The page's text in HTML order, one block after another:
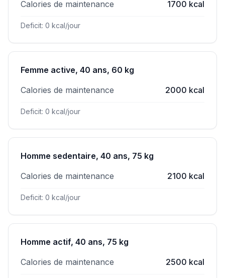
Calories de maintenance
1700 kcal
Deficit: 0 kcal/jour
Femme active, 40 ans, 60 kg
Calories de maintenance
2000 kcal
Deficit: 0 kcal/jour
Homme sedentaire, 40 ans, 75 kg
Calories de maintenance
2100 kcal
Deficit: 0 kcal/jour
Homme actif, 40 ans, 75 kg
Calories de maintenance
2500 kcal